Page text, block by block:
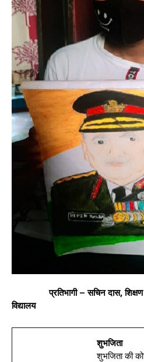
प्रतिभागी – सचिन दास,
विद्यालय
शुभजिता
शुभजिता की